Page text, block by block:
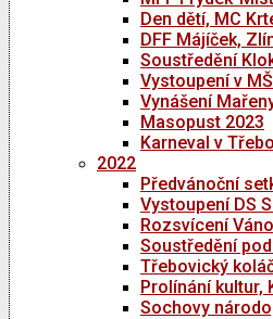
Den dětí, MC
DFF Májíček,
Soustředění
Vystoupení v MŠ
Vynášení
Masopust 2023
Karneval v
2022
Předvánoční
Vystoupení DS
Rozsvícení
Soustředění
Třebovický
Prolínání kultur,
Sochovy